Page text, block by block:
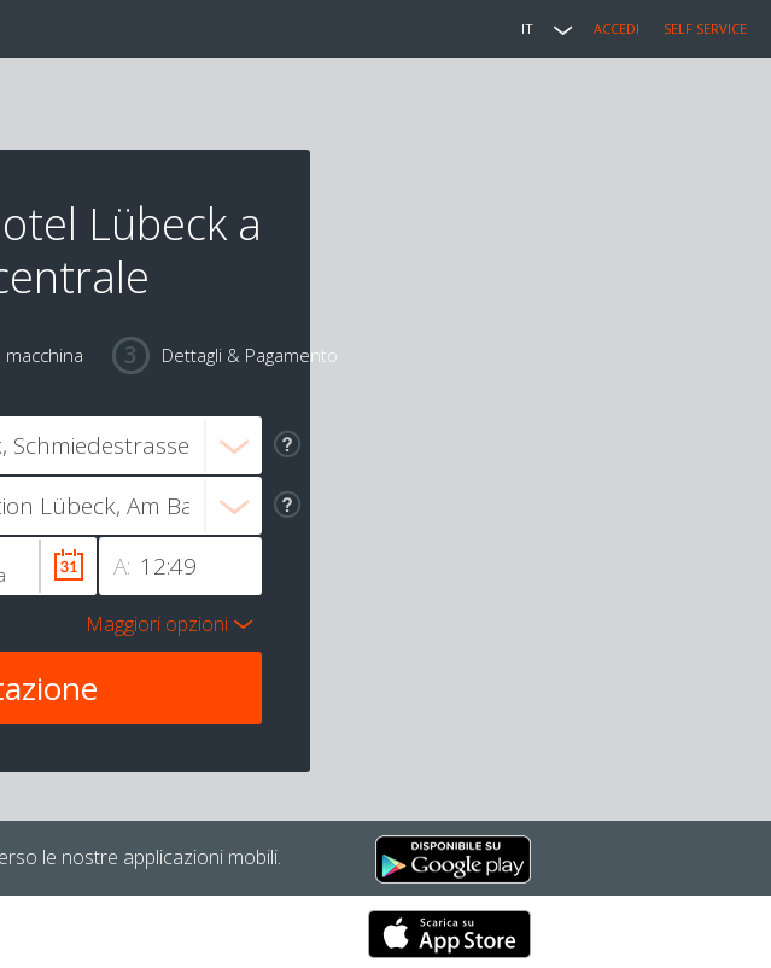
IT ACCEDI SELF SERVICE
Lübeck a
macchina Dettagli & Pagamento
A:
Maggiori opzioni
le nostre applicazioni mobili.